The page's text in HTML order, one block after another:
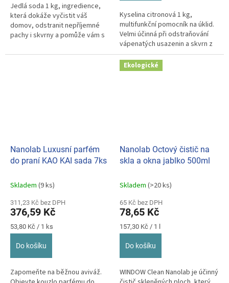
Jedlá soda 1 kg, ingredience,
která dokáže vyčistit váš
domov, odstranit nepříjemné
pachy i skvrny a pomůže vám s
Kyselina citronová 1 kg,
multifunkční pomocník na úklid.
Velmi účinná při odstraňování
vápenatých usazenin a skvrn z
tvrdé vody.
Nanolab Luxusní parfém
do praní KAO KAI sada 7ks
Skladem (9 ks)
311,23 Kč bez DPH
376,59 Kč
Měrná
cena:
53,80 Kč / 1 ks
Do košíku
Zapomeňte na běžnou aviváž.
Ekologické
Nanolab Octový čistič na
skla a okna jablko 500ml
Skladem (>20 ks)
65 Kč bez DPH
78,65 Kč
Měrná
cena:
157,30 Kč / 1 l
Do košíku
WINDOW Clean Nanolab je účinný